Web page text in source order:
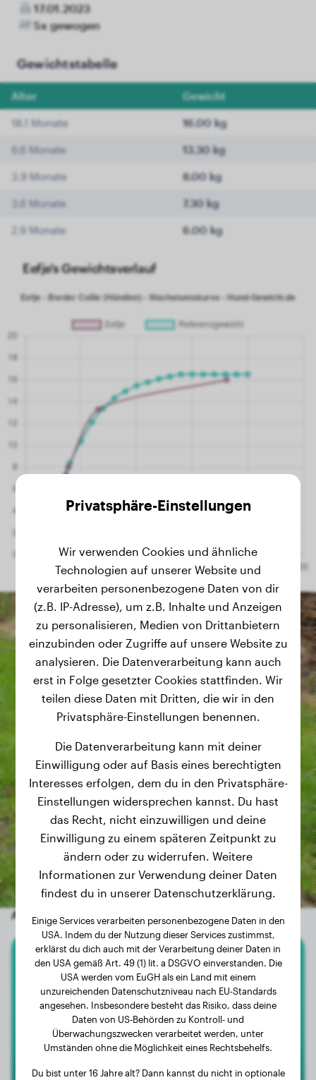
17.01.2023
5x gewogen
Gewichtstabelle
Alter Gewicht
18.1 Monate 16.00 kg
6.6 Monate 13.30 kg
3.9 Monate 8.00 kg
3.6 Monate 7.30 kg
2.9 Monate 6.00 kg
Eefje's Gewichtsverlauf
Andere zufällige Hunde
Dogo Canario
Karma of Arendelle
Privatsphäre-Einstellungen
Wir verwenden Cookies und ähnliche
Technologien auf unserer Website und
verarbeiten personenbezogene Daten von dir
(z.B. IP-Adresse), um z.B. Inhalte und Anzeigen
zu personalisieren, Medien von Drittanbietern
einzubinden oder Zugriffe auf unsere Website zu
analysieren. Die Datenverarbeitung kann auch
erst in Folge gesetzter Cookies stattfinden. Wir
teilen diese Daten mit Dritten, die wir in den
Privatsphäre-Einstellungen benennen.
Die Datenverarbeitung kann mit deiner
Einwilligung oder auf Basis eines berechtigten
Interesses erfolgen, dem du in den Privatsphäre-
Einstellungen widersprechen kannst. Du hast
das Recht, nicht einzuwilligen und deine
Einwilligung zu einem späteren Zeitpunkt zu
ändern oder zu widerrufen. Weitere
Informationen zur Verwendung deiner Daten
findest du in unserer Datenschutzerklärung.
Einige Services verarbeiten personenbezogene Daten in den
USA. Indem du der Nutzung dieser Services zustimmst,
erklärst du dich auch mit der Verarbeitung deiner Daten in
den USA gemäß Art. 49 (1) lit. a DSGVO einverstanden. Die
USA werden vom EuGH als ein Land mit einem
unzureichenden Datenschutzniveau nach EU-Standards
angesehen. Insbesondere besteht das Risiko, dass deine
Daten von US-Behörden zu Kontroll- und
Überwachungszwecken verarbeitet werden, unter
Umständen ohne die Möglichkeit eines Rechtsbehelfs.
Du bist unter 16 Jahre alt? Dann kannst du nicht in optionale